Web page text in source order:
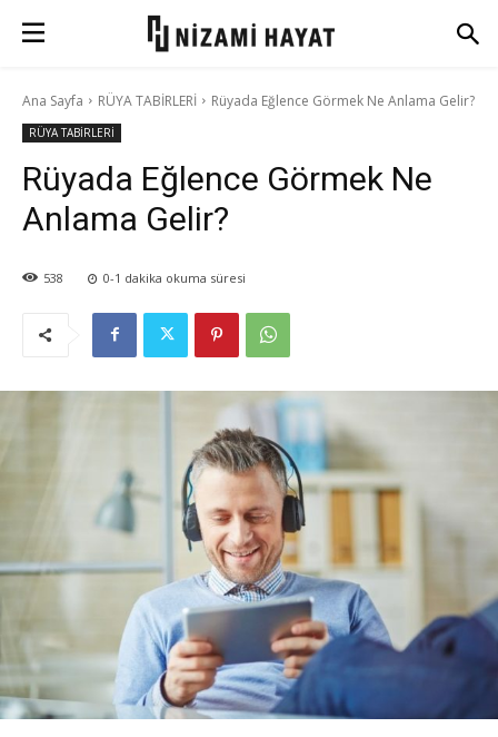
Ana Sayfa RÜYA TABİRLERİ Rüyada Eğlence Görmek Ne Anlama Gelir?
RÜYA TABİRLERİ
Rüyada Eğlence Görmek Ne
Anlama Gelir?
538 0-1 dakika okuma süresi